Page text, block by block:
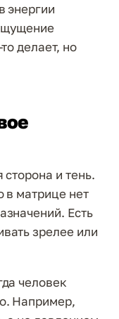
энергии
делает, но
и тень.
в матрице нет
Есть
зрелее или
человек
Например,